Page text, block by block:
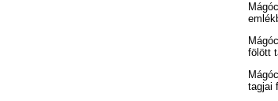
fölött
tagjai